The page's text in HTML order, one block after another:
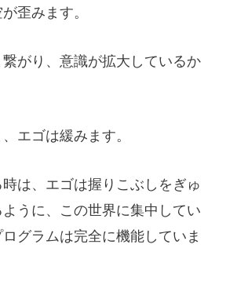
歪みます。
がり、意識が拡大しているか
エゴは緩みます。
は、エゴは握りこぶしをぎゅ
うに、この世界に集中してい
グラムは完全に機能していま